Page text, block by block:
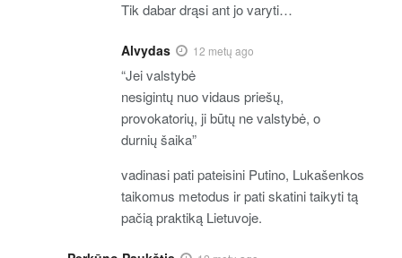
Tik dabar drąsi ant jo varyti…
Alvydas 12 metų ago
“Jei valstybė
nesigintų nuo vidaus priešų,
provokatorių, ji būtų ne valstybė, o
durnių šaika”
vadinasi pati pateisini Putino, Lukašenkos
taikomus metodus ir pati skatini taikyti tą
pačią praktiką Lietuvoje.